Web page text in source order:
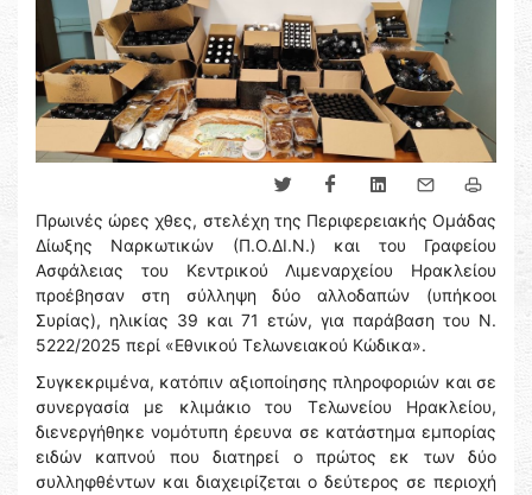
Πρωινές ώρες χθες, στελέχη της Περιφερειακής Ομάδας
Δίωξης Ναρκωτικών (Π.Ο.ΔΙ.Ν.) και του Γραφείου
Ασφάλειας του Κεντρικού Λιμεναρχείου Ηρακλείου
προέβησαν στη σύλληψη δύο αλλοδαπών (υπήκοοι
Συρίας), ηλικίας 39 και 71 ετών, για παράβαση του Ν.
5222/2025 περί «Εθνικού Τελωνειακού Κώδικα».
Συγκεκριμένα, κατόπιν αξιοποίησης πληροφοριών και σε
συνεργασία με κλιμάκιο του Τελωνείου Ηρακλείου,
διενεργήθηκε νομότυπη έρευνα σε κατάστημα εμπορίας
ειδών καπνού που διατηρεί ο πρώτος εκ των δύο
συλληφθέντων και διαχειρίζεται ο δεύτερος σε περιοχή